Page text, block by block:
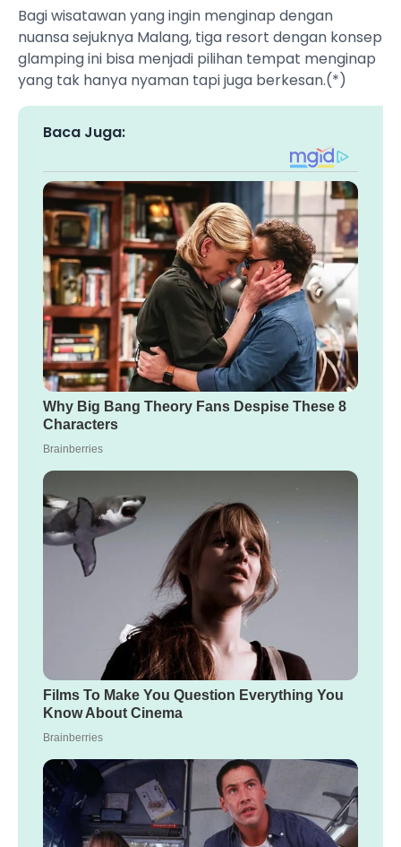
Bagi wisatawan yang ingin menginap dengan
nuansa sejuknya Malang, tiga resort dengan konsep
glamping ini bisa menjadi pilihan tempat menginap
yang tak hanya nyaman tapi juga berkesan.(*)
Baca Juga: